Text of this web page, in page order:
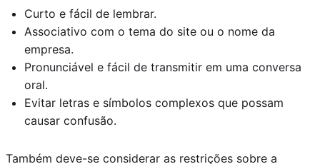
Curto e fácil de lembrar.
Associativo com o tema do site ou o nome da
empresa.
Pronunciável e fácil de transmitir em uma conversa
oral.
Evitar letras e símbolos complexos que possam
causar confusão.
Também deve-se considerar as restrições sobre a